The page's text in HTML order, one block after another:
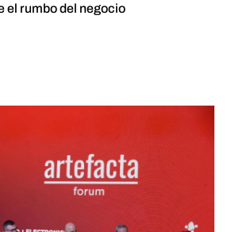
el rumbo del negocio